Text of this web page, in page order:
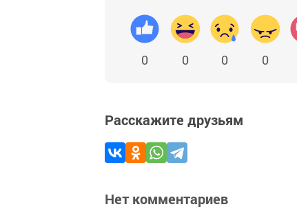
0 0 0 0
Расскажите друзьям
Нет комментариев